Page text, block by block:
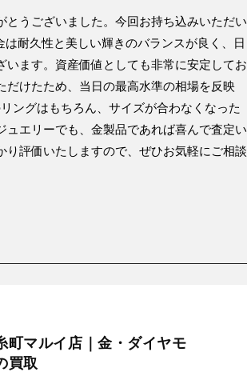
うございました。今回お持ち込みいただい
耐久性と美しい輝きのバランスが良く、日
ます。資産価値としても非常に安定してお
だけたため、当日の最高水準の相場を反映
ングはもちろん、サイズが合わなくなった
エリーでも、金製品であれば喜んで査定い
評価いたしますので、ぜひお気軽にご相談
町マルイ店｜金・ダイヤモ
買取